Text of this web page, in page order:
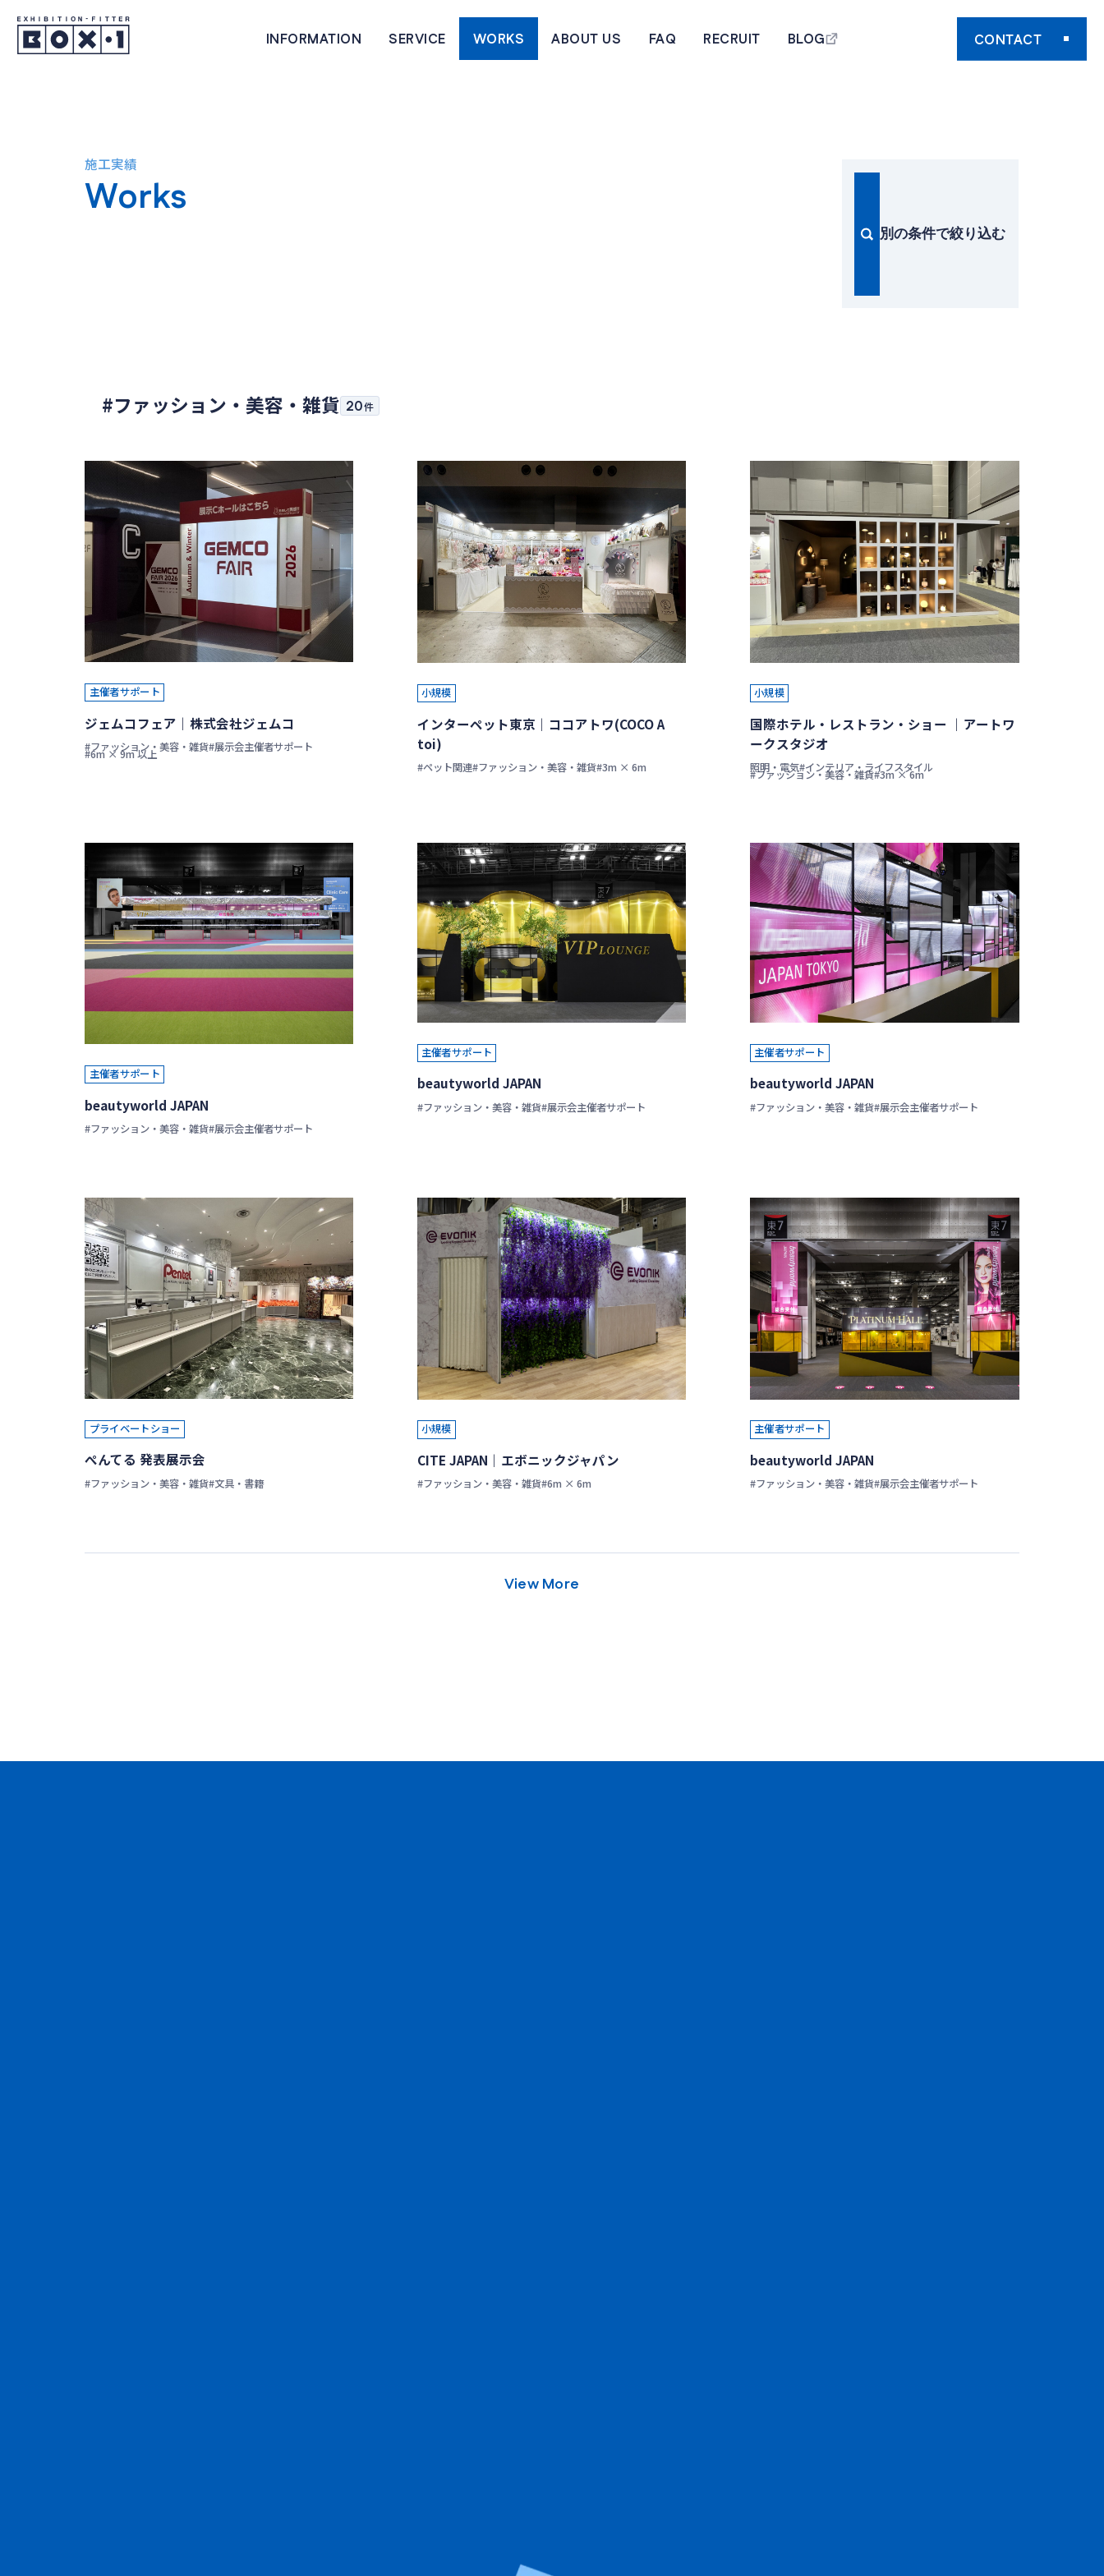
INFORMATION SERVICE WORKS ABOUT US FAQ RECRUIT BLOG CONTACT
施工実績
Works
別の条件で絞り込む
#ファッション・美容・雑貨 20件
主催者サポート
ジェムコフェア｜株式会社ジェムコ
#ファッション・美容・雑貨#展示会主催者サポート
#6m × 9m 以上
小規模
インターペット東京｜ココアトワ(COCO A
toi)
#ペット関連#ファッション・美容・雑貨#3m × 6m
小規模
国際ホテル・レストラン・ショー ｜アートワ
ークスタジオ
照明・電気#インテリア・ライフスタイル
#ファッション・美容・雑貨#3m × 6m
主催者サポート
beautyworld JAPAN
#ファッション・美容・雑貨#展示会主催者サポート
主催者サポート
beautyworld JAPAN
#ファッション・美容・雑貨#展示会主催者サポート
主催者サポート
beautyworld JAPAN
#ファッション・美容・雑貨#展示会主催者サポート
プライベートショー
ぺんてる 発表展示会
#ファッション・美容・雑貨#文具・書籍
小規模
CITE JAPAN｜エボニックジャパン
#ファッション・美容・雑貨#6m × 6m
主催者サポート
beautyworld JAPAN
#ファッション・美容・雑貨#展示会主催者サポート
View More